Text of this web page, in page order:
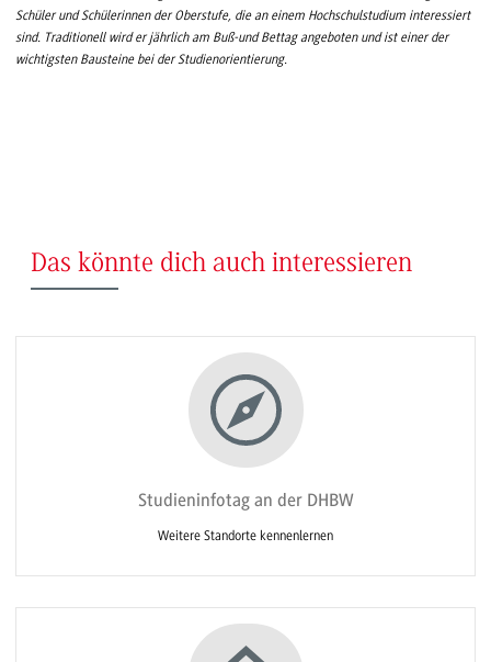
Schüler und Schülerinnen der Oberstufe, die an einem Hochschulstudium interessiert
sind. Traditionell wird er jährlich am Buß-und Bettag angeboten und ist einer der
wichtigsten Bausteine bei der Studienorientierung.
Das könnte dich auch interessieren
Studieninfotag an der DHBW
Weitere Standorte kennenlernen